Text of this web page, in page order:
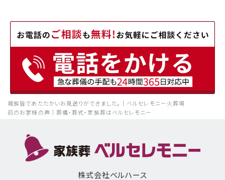
親族皆であたたかいお見送りができました。｜ベルセレモニー火葬場
前のお客様の声｜葬儀・葬式・家族葬はベルセレモニー
株式会社ベルハース